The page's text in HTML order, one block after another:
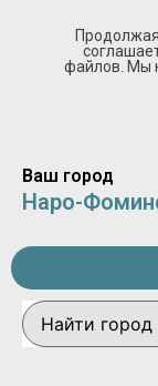
файлов. Мы
Ваш город
Наро-